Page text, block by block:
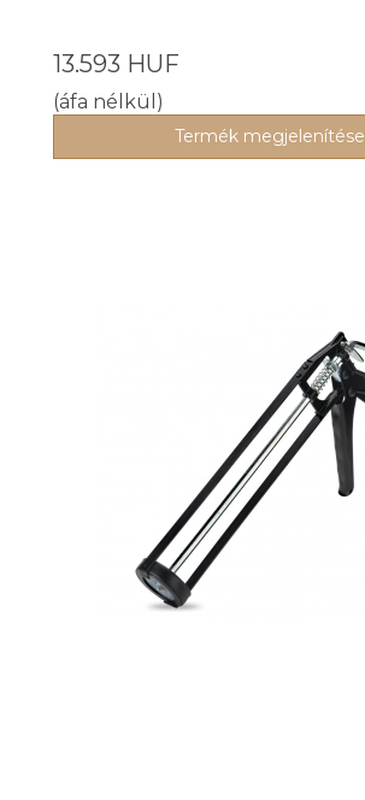
13.593 HUF
(áfa nélkül)
Termék megjelenítése